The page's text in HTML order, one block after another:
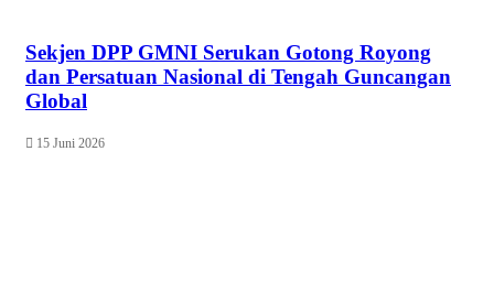
Sekjen DPP GMNI Serukan Gotong Royong
dan Persatuan Nasional di Tengah Guncangan
Global
15 Juni 2026